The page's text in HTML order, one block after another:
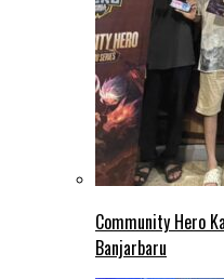
Community Hero
Banjarbaru